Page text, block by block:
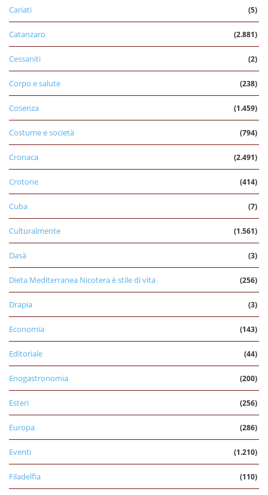
Cariati (5)
Catanzaro (2.881)
Cessaniti (2)
Corpo e salute (238)
Cosenza (1.459)
Costume e società (794)
Cronaca (2.491)
Crotone (414)
Cuba (7)
Culturalmente (1.561)
Dasà (3)
Dieta Mediterranea Nicotera è stile di vita (256)
Drapia (3)
Economia (143)
Editoriale (44)
Enogastronomia (200)
Esteri (256)
Europa (286)
Eventi (1.210)
Filadelfia (110)